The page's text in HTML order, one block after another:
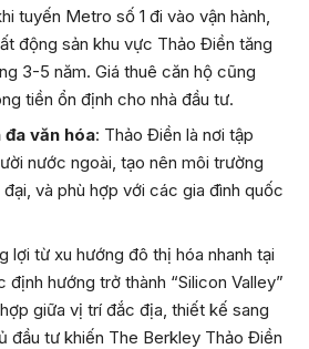
tuyến Metro số 1 đi vào vận hành,
động sản khu vực Thảo Điền tăng
3-5 năm. Giá thuê căn hộ cũng
tiền ổn định cho nhà đầu tư.
đa văn hóa: Thảo Điền là nơi tập
nước ngoài, tạo nên môi trường
và phù hợp với các gia đình quốc
lợi từ xu hướng đô thị hóa nhanh tại
hướng trở thành “Silicon Valley”
giữa vị trí đắc địa, thiết kế sang
đầu tư khiến The Berkley Thảo Điền